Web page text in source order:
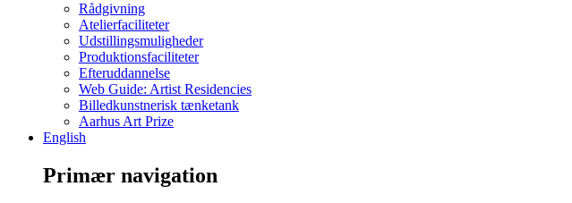
Rådgivning
Atelierfaciliteter
Udstillingsmuligheder
Produktionsfaciliteter
Efteruddannelse
Web Guide: Artist Residencies
Billedkunstnerisk tænketank
Aarhus Art Prize
English
Primær navigation